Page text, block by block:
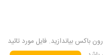
باکس بیاندازید. فایل مورد تائید